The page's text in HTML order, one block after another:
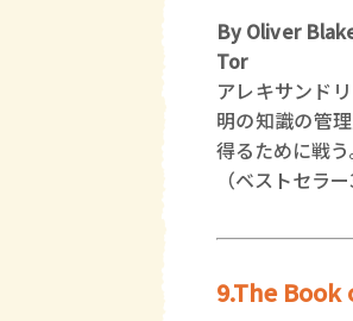
By Oliver
Tor
アレキサンド
明の知識の管
得るために戦
（ベストセラー
9.The Book